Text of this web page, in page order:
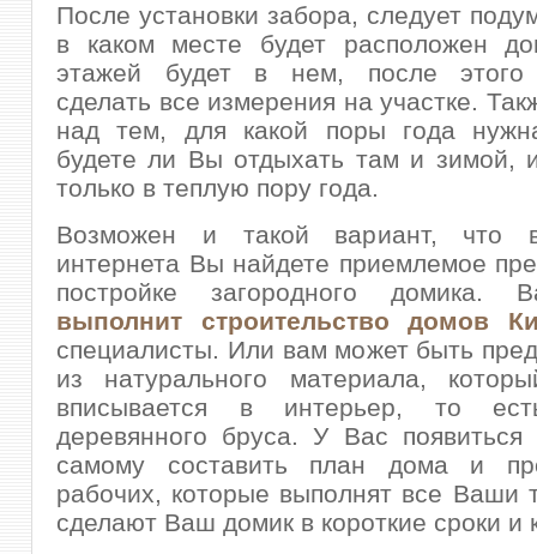
После установки забора, следует
в каком месте будет расположен
этажей будет в нем, после этого
сделать все измерения на участке.
над тем, для какой поры года
будете ли Вы отдыхать там и зимой,
только в теплую пору года.
Возможен и такой вариант, что
интернета Вы найдете приемлемое
постройке загородного домика.
выполнит строительство домов
специалисты. Или вам может быть
из натурального материала,
вписывается в интерьер, то
деревянного бруса. У Вас появиться
самому составить план дома и
рабочих, которые выполнят все Ваши
сделают Ваш домик в короткие сроки и